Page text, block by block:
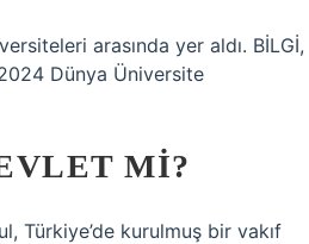
arasında yer aldı. BİLGİ,
Dünya Üniversite
MI?
Türkiye’de kurulmuş bir vakıf